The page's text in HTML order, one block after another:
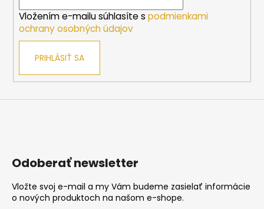
Vložením e-mailu súhlasíte s podmienkami
ochrany osobných údajov
PRIHLÁSIŤ SA
Odoberať newsletter
Vložte svoj e-mail a my Vám budeme zasielať informácie
o nových produktoch na našom e-shope.